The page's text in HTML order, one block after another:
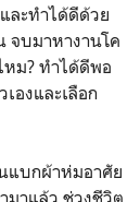
ละทำได้ดีด้วย
จบมาหางานโค
หม? ทำได้ดีพอ
องและเลือก
บกผ้าห่มอาศัย
าแล้ว ช่วงชีวิต